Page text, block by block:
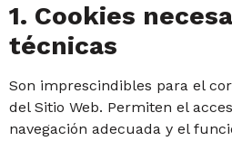
1. Cookies
técnicas
Son imprescindibles para el
del Sitio Web. Permiten el
navegación adecuada y el